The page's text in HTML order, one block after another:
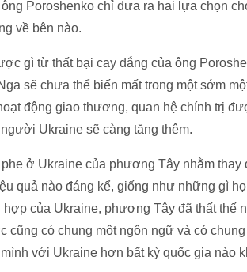
Poroshenko chỉ đưa ra hai lựa chọn
về bên nào.
gì từ thất bại cay đắng của ông
sẽ chưa thể biến mất trong một sớm
động giao thương, quan hệ chính trị
Ukraine sẽ càng tăng thêm.
ở Ukraine của phương Tây nhằm
quả nào đáng kể, giống như những gì
của Ukraine, phương Tây đã thất thế
cũng có chung một ngôn ngữ và có
với Ukraine hơn bất kỳ quốc gia nào